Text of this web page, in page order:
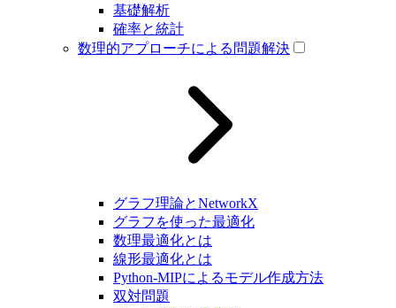
基礎解析
確率と統計
数理的アプローチによる問題解決
グラフ理論とNetworkX
グラフを使った最適化
数理最適化とは
線形最適化とは
Python-MIPによるモデル作成方法
双対問題